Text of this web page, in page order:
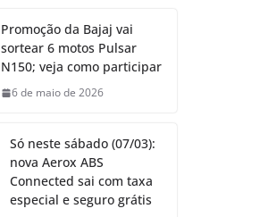
Promoção da Bajaj vai
sortear 6 motos Pulsar
N150; veja como participar
6 de maio de 2026
Só neste sábado (07/03):
nova Aerox ABS
Connected sai com taxa
especial e seguro grátis